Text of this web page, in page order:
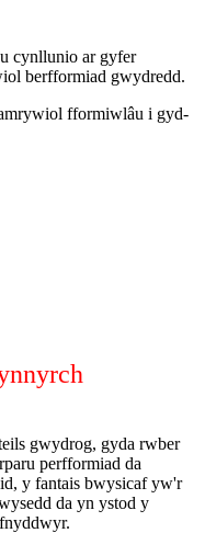
cynllunio ar gyfer
berfformiad gwydredd.
fformiwlâu i gyd-
gwydrog, gyda rwber
perfformiad da
y fantais bwysicaf yw'r
da yn ystod y